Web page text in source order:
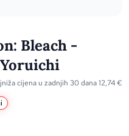
Bleach -
cijena u zadnjih 30 dana12,74€